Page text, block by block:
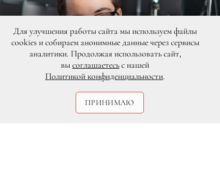
Для улучшения работы сайта мы используем файлы
cookies и собираем анонимные данные через сервисы
аналитики. Продолжая использовать сайт,
высоглашаетесьс нашей
Политикой конфиденциальности.
ПРИНИМАЮ